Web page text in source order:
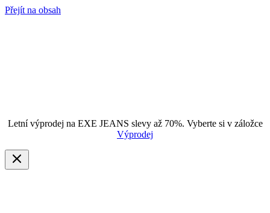
Přejít na obsah
Letní výprodej na EXE JEANS slevy až 70%. Vyberte si v záložce
Výprodej